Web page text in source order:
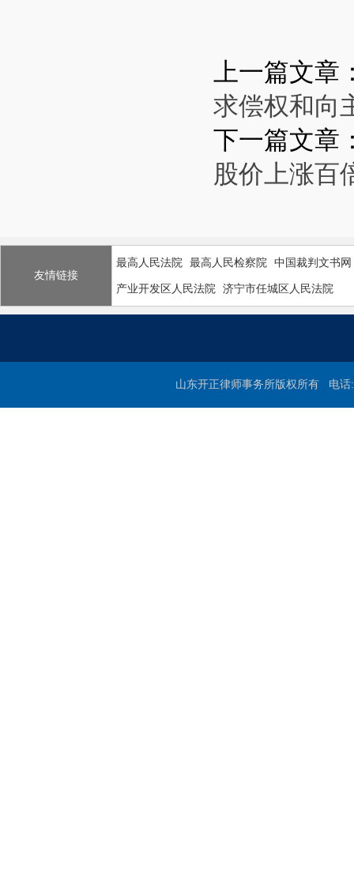
上一篇文章
求偿权和
下一篇文章
股价上涨
友情链接
最高人民法院 最高人民检察院 中国裁判文书网
产业开发区人民法院 济宁市任城区人民法院
山东开正律师事务所版权所有 电